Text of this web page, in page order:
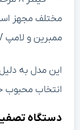
مختلف مجهز
ممبرین و لامپ UV می‌باشد.
این مدل به
انتخاب محبوب
دستگاه تصفیه آب